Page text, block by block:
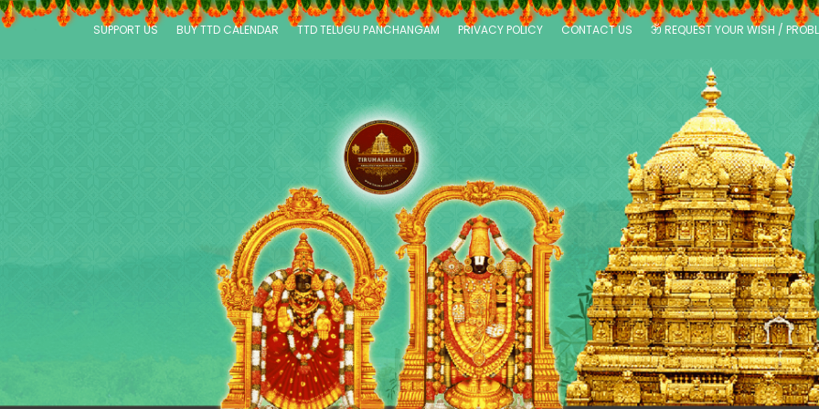
SUPPORT US BUY TTD CALENDAR TTD TELUGU PANCHANGAM PRIVACY POLICY CONTACT US ॐ REQUEST YOUR WISH /